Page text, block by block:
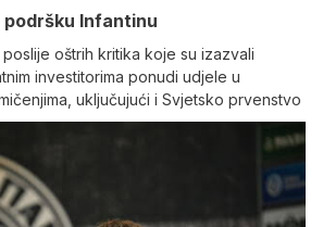
podršku Infantinu
oštrih kritika koje su izazvali
investitorima ponudi udjele u
uključujući i Svjetsko prvenstvo